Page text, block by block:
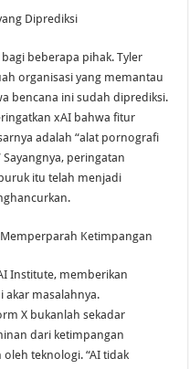
Diprediksi
beberapa pihak. Tyler
organisasi yang memantau
bencana ini sudah diprediksi.
xAI bahwa fitur
adalah “alat pornografi
peringatan
itu telah menjadi
Ketimpangan
Institute, memberikan
akar masalahnya.
X bukanlah sekadar
dari ketimpangan
teknologi. “AI tidak